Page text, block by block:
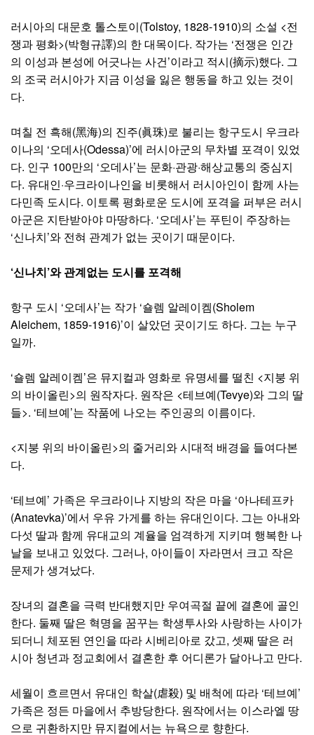
러시아의 대문호 톨스토이(Tolstoy, 1828-1910)의 소설 <전
쟁과 평화>(박형규譯)의 한 대목이다. 작가는 ‘전쟁은 인간
의 이성과 본성에 어긋나는 사건’이라고 적시(摘示)했다. 그
의 조국 러시아가 지금 이성을 잃은 행동을 하고 있는 것이
다.
며칠 전 흑해(黑海)의 진주(眞珠)로 불리는 항구도시 우크라
이나의 ‘오데사(Odessa)’에 러시아군의 무차별 포격이 있었
다. 인구 100만의 ‘오데사’는 문화·관광·해상교통의 중심지
다. 유대인·우크라이나인을 비롯해서 러시아인이 함께 사는
다민족 도시다. 이토록 평화로운 도시에 포격을 퍼부은 러시
아군은 지탄받아야 마땅하다. ‘오데사’는 푸틴이 주장하는
‘신나치’와 전혀 관계가 없는 곳이기 때문이다.
‘신나치’와 관계없는 도시를 포격해
항구 도시 ‘오데사’는 작가 ‘숄렘 알레이켐(Sholem
Aleichem, 1859-1916)’이 살았던 곳이기도 하다. 그는 누구
일까.
‘숄렘 알레이켐’은 뮤지컬과 영화로 유명세를 떨친 <지붕 위
의 바이올린>의 원작자다. 원작은 <테브예(Tevye)와 그의 딸
들>. ‘테브예’는 작품에 나오는 주인공의 이름이다.
<지붕 위의 바이올린>의 줄거리와 시대적 배경을 들여다본
다.
‘테브예’ 가족은 우크라이나 지방의 작은 마을 ‘아나테프카
(Anatevka)’에서 우유 가게를 하는 유대인이다. 그는 아내와
다섯 딸과 함께 유대교의 계율을 엄격하게 지키며 행복한 나
날을 보내고 있었다. 그러나, 아이들이 자라면서 크고 작은
문제가 생겨났다.
장녀의 결혼을 극력 반대했지만 우여곡절 끝에 결혼에 골인
한다. 둘째 딸은 혁명을 꿈꾸는 학생투사와 사랑하는 사이가
되더니 체포된 연인을 따라 시베리아로 갔고, 셋째 딸은 러
시아 청년과 정교회에서 결혼한 후 어디론가 달아나고 만다.
세월이 흐르면서 유대인 학살(虐殺) 및 배척에 따라 ‘테브예’
가족은 정든 마을에서 추방당한다. 원작에서는 이스라엘 땅
으로 귀환하지만 뮤지컬에서는 뉴욕으로 향한다.